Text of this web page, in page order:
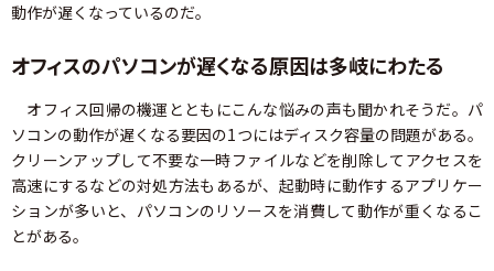
動作が遅くなっているのだ。
オフィスのパソコンが遅くなる原因は多岐にわたる
オフィス回帰の機運とともにこんな悩みの声も聞かれそうだ。パ
ソコンの動作が遅くなる要因の1つにはディスク容量の問題がある。
クリーンアップして不要な一時ファイルなどを削除してアクセスを
高速にするなどの対処方法もあるが、起動時に動作するアプリケー
ションが多いと、パソコンのリソースを消費して動作が重くなるこ
とがある。